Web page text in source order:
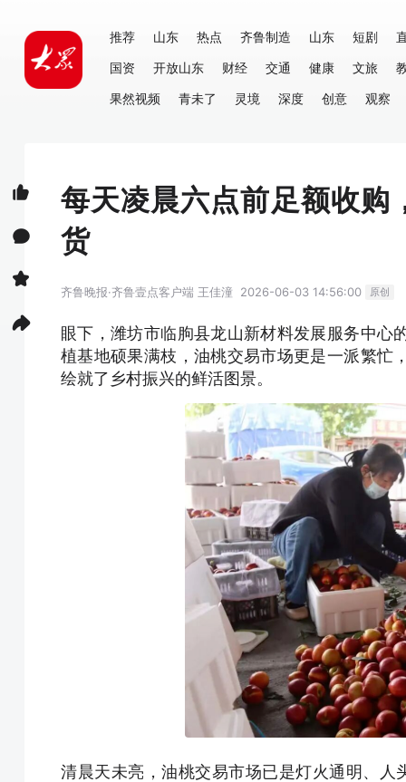
推荐 山东 热点 齐鲁制造 山东 短剧
国资
开放山东 财经 交通 健康 文旅
果然视频
青未了 灵境 深度 创意 观察
每天凌晨六点前足额收购
货
齐鲁晚报·齐鲁壹点客户端 王佳潼 2026-06-03 14:56:00 原创
眼下，潍坊市临朐县龙山新材料发展服务中心
植基地硕果满枝，油桃交易市场更是一派繁忙
绘就了乡村振兴的鲜活图景。
清晨天未亮，油桃交易市场已是灯火通明、